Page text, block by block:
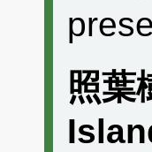
照葉